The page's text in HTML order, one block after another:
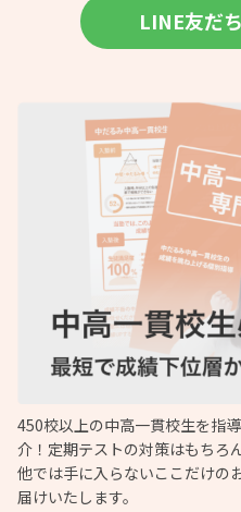
LINE友だ
450校以上の中高一貫校生を指
介！定期テストの対策はもちろ
他では手に入らないここだけの
届けいたします。